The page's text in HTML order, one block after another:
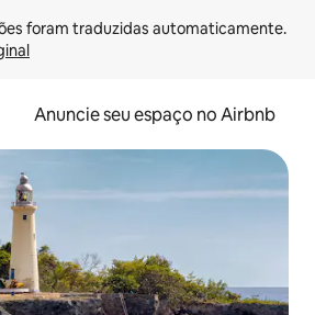
Anuncie seu espaço no Airbnb